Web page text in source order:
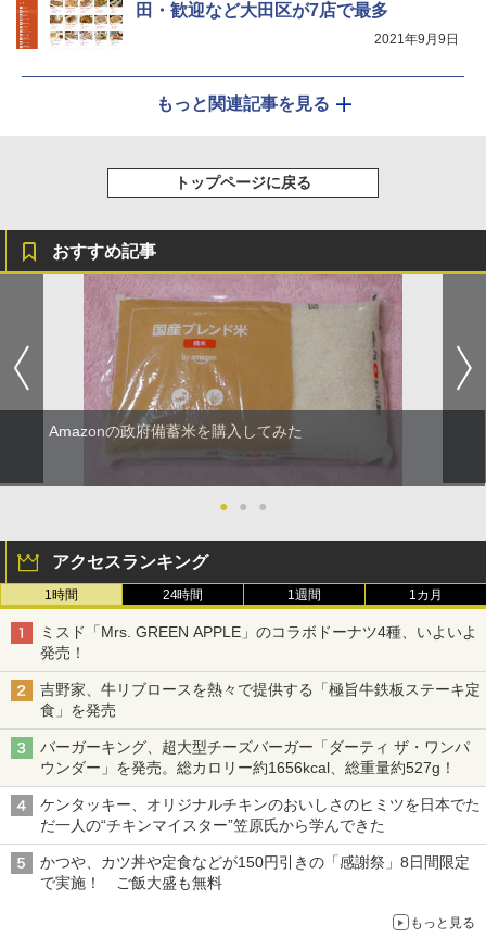
田・歓迎など大田区が7店で最多
2021年9月9日
もっと関連記事を見る
トップページに戻る
おすすめ記事
Amazonの政府備蓄米を購入してみた
● ● ●
アクセスランキング
1時間 24時間 1週間 1カ月
ミスド「Mrs. GREEN APPLE」のコラボドーナツ4種、いよいよ
発売！
吉野家、牛リブロースを熱々で提供する「極旨牛鉄板ステーキ定
食」を発売
バーガーキング、超大型チーズバーガー「ダーティ ザ・ワンパ
ウンダー」を発売。総カロリー約1656kcal、総重量約527g！
ケンタッキー、オリジナルチキンのおいしさのヒミツを日本でた
だ一人の“チキンマイスター”笠原氏から学んできた
かつや、カツ丼や定食などが150円引きの「感謝祭」8日間限定
で実施！ ご飯大盛も無料
もっと見る